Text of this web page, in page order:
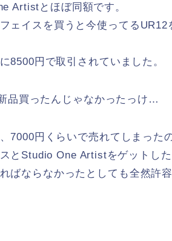
Artistとほぼ同額です。
ェイスを買うと今使ってるUR12
8500円で取引されていました。
品買ったんじゃなかったっけ…
7000円くらいで売れてしまった
とStudio One Artistをゲットした
ばならなかったとしても全然許容